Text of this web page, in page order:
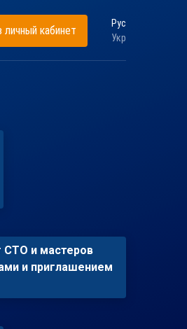
личный кабинет
Рус
Укр
СТО и мастеров
и приглашением